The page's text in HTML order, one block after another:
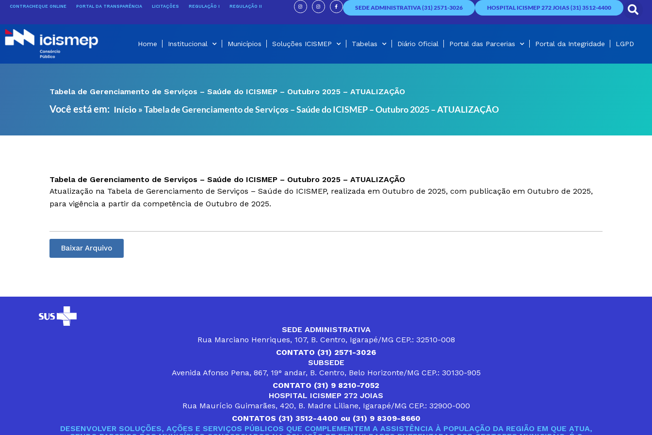
conteúdo
CONTRACHEQUE ONLINE PORTAL DA TRANSPARÊNCIA LICITAÇÕES REGULAÇÃO I REGULAÇÃO II
I
n
s
t
g
I
n
s
t
g
F
a
c
e
o
SEDE ADMINISTRATIVA (31) 2571-3026 HOSPITAL ICISMEP 272 JOIAS (31) 3512-4400
Home Institucional Municípios Soluções ICISMEP Tabelas Diário Oficial Portal das Parcerias Portal da Integridade LGPD
Tabela de Gerenciamento de Serviços – Saúde do ICISMEP – Outubro 2025 – ATUALIZAÇÃO
Você está em: Início »Tabela de Gerenciamento de Serviços – Saúde do ICISMEP – Outubro 2025 – ATUALIZAÇÃO
Tabela de Gerenciamento de Serviços – Saúde do ICISMEP – Outubro 2025 – ATUALIZAÇÃO
Atualização na Tabela de Gerenciamento de Serviços – Saúde do ICISMEP, realizada em Outubro de 2025, com publicação em Outubro de 2025,
para vigência a partir da competência de Outubro de 2025.
Baixar Arquivo
SEDE ADMINISTRATIVA
Rua Marciano Henriques, 107, B. Centro, Igarapé/MG CEP.: 32510-008
CONTATO (31) 2571-3026
SUBSEDE
Avenida Afonso Pena, 867, 19° andar, B. Centro, Belo Horizonte/MG CEP.: 30130-905
CONTATO (31) 9 8210-7052
HOSPITAL ICISMEP 272 JOIAS
Rua Maurício Guimarães, 420, B. Madre Liliane, Igarapé/MG CEP.: 32900-000
CONTATOS (31) 3512-4400 ou (31) 9 8309-8660
DESENVOLVER SOLUÇÕES, AÇÕES E SERVIÇOS PÚBLICOS QUE COMPLEMENTEM A ASSISTÊNCIA À POPULAÇÃO DA REGIÃO EM QUE ATUA,